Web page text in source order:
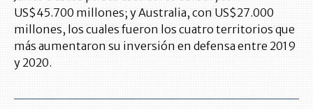
US$45.700 millones; y Australia, con US$27.000
millones, los cuales fueron los cuatro territorios que
más aumentaron su inversión en defensa entre 2019
y 2020.